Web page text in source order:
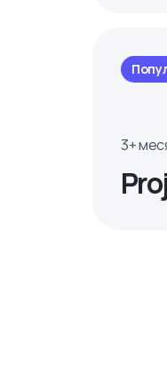
3+